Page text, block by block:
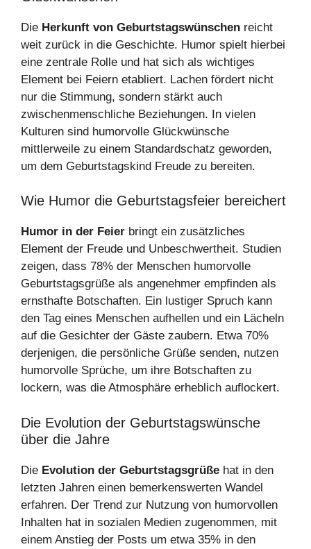
Die Herkunft von Geburtstagswünschen reicht
weit zurück in die Geschichte. Humor spielt hierbei
eine zentrale Rolle und hat sich als wichtiges
Element bei Feiern etabliert. Lachen fördert nicht
nur die Stimmung, sondern stärkt auch
zwischenmenschliche Beziehungen. In vielen
Kulturen sind humorvolle Glückwünsche
mittlerweile zu einem Standardschatz geworden,
um dem Geburtstagskind Freude zu bereiten.
Wie Humor die Geburtstagsfeier bereichert
Humor in der Feier bringt ein zusätzliches
Element der Freude und Unbeschwertheit. Studien
zeigen, dass 78% der Menschen humorvolle
Geburtstagsgrüße als angenehmer empfinden als
ernsthafte Botschaften. Ein lustiger Spruch kann
den Tag eines Menschen aufhellen und ein Lächeln
auf die Gesichter der Gäste zaubern. Etwa 70%
derjenigen, die persönliche Grüße senden, nutzen
humorvolle Sprüche, um ihre Botschaften zu
lockern, was die Atmosphäre erheblich auflockert.
Die Evolution der Geburtstagswünsche
über die Jahre
Die Evolution der Geburtstagsgrüße hat in den
letzten Jahren einen bemerkenswerten Wandel
erfahren. Der Trend zur Nutzung von humorvollen
Inhalten hat in sozialen Medien zugenommen, mit
einem Anstieg der Posts um etwa 35% in den